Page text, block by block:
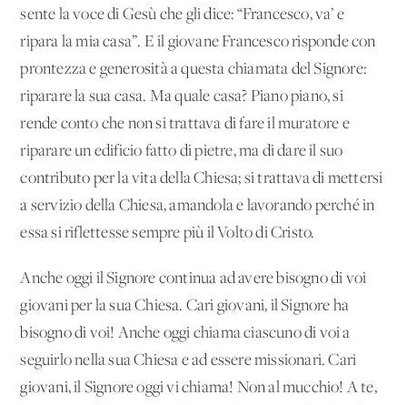
sente la voce di Gesù che gli dice: “Francesco, va’ e
ripara la mia casa”. E il giovane Francesco risponde con
prontezza e generosità a questa chiamata del Signore:
riparare la sua casa. Ma quale casa? Piano piano, si
rende conto che non si trattava di fare il muratore e
riparare un edificio fatto di pietre, ma di dare il suo
contributo per la vita della Chiesa; si trattava di mettersi
a servizio della Chiesa, amandola e lavorando perché in
essa si riflettesse sempre più il Volto di Cristo.
Anche oggi il Signore continua ad avere bisogno di voi
giovani per la sua Chiesa. Cari giovani, il Signore ha
bisogno di voi! Anche oggi chiama ciascuno di voi a
seguirlo nella sua Chiesa e ad essere missionari. Cari
giovani, il Signore oggi vi chiama! Non al mucchio! A te,